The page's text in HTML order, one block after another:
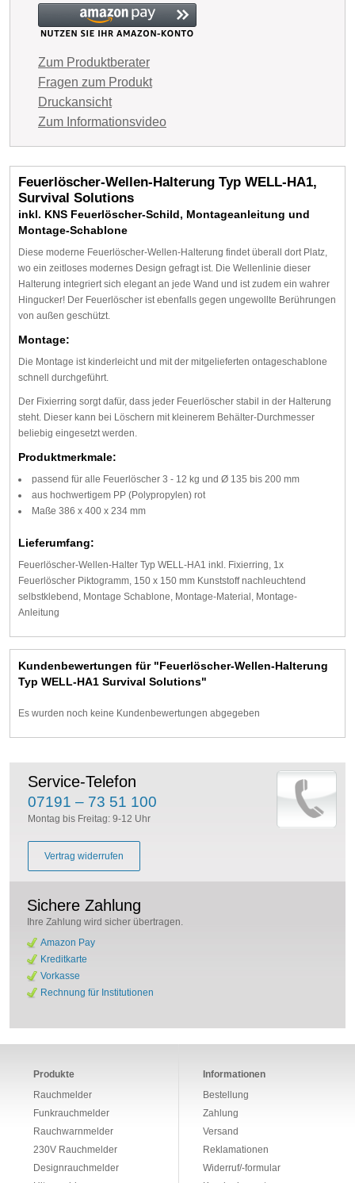
Zum Produktberater
Fragen zum Produkt
Druckansicht
Zum Informationsvideo
Feuerlöscher-Wellen-Halterung Typ WELL-HA1,
Survival Solutions
inkl. KNS Feuerlöscher-Schild, Montageanleitung und
Montage-Schablone
Diese moderne Feuerlöscher-Wellen-Halterung findet überall dort Platz,
wo ein zeitloses modernes Design gefragt ist. Die Wellenlinie dieser
Halterung integriert sich elegant an jede Wand und ist zudem ein wahrer
Hingucker! Der Feuerlöscher ist ebenfalls gegen ungewollte Berührungen
von außen geschützt.
Montage:
Die Montage ist kinderleicht und mit der mitgelieferten ontageschablone
schnell durchgeführt.
Der Fixierring sorgt dafür, dass jeder Feuerlöscher stabil in der Halterung
steht. Dieser kann bei Löschern mit kleinerem Behälter-Durchmesser
beliebig eingesetzt werden.
Produktmerkmale:
passend für alle Feuerlöscher 3 - 12 kg und Ø 135 bis 200 mm
aus hochwertigem PP (Polypropylen) rot
Maße 386 x 400 x 234 mm
Lieferumfang:
Feuerlöscher-Wellen-Halter Typ WELL-HA1 inkl. Fixierring, 1x
Feuerlöscher Piktogramm, 150 x 150 mm Kunststoff nachleuchtend
selbstklebend, Montage Schablone, Montage-Material, Montage-
Anleitung
Kundenbewertungen für "Feuerlöscher-Wellen-Halterung
Typ WELL-HA1 Survival Solutions"
Es wurden noch keine Kundenbewertungen abgegeben
Service-Telefon
07191 – 73 51 100
Montag bis Freitag: 9-12 Uhr
Vertrag widerrufen
Sichere Zahlung
Ihre Zahlung wird sicher übertragen.
Amazon Pay
Kreditkarte
Vorkasse
Rechnung für Institutionen
Produkte
Rauchmelder
Funkrauchmelder
Rauchwarnmelder
230V Rauchmelder
Designrauchmelder
Informationen
Bestellung
Zahlung
Versand
Reklamationen
Widerruf/-formular